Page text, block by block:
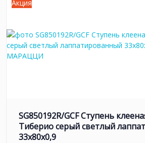
Акция
SG850192R/GCF Ступень
Тиберио серый светлый
33x80x0,9